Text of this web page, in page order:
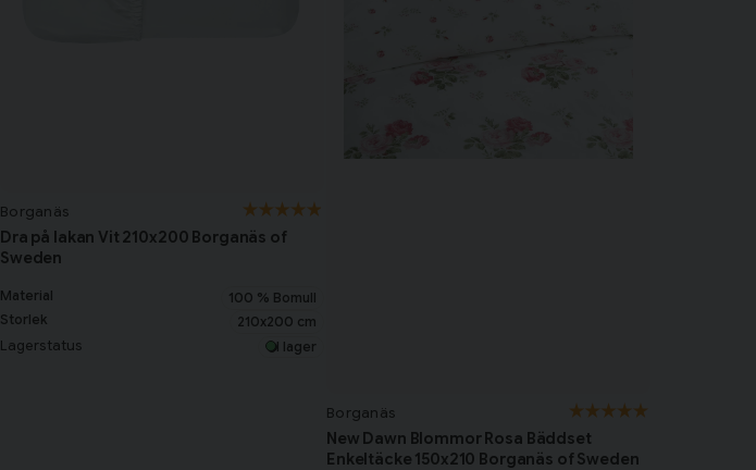
Borganäs
Dra på lakan Vit 210x200 Borganäs of
Sweden
Material
100 % Bomull
Storlek
210x200 cm
Lagerstatus I lager
Borganäs
New Dawn Blommor Rosa Bäddset
Enkeltäcke 150x210 Borganäs of Sweden